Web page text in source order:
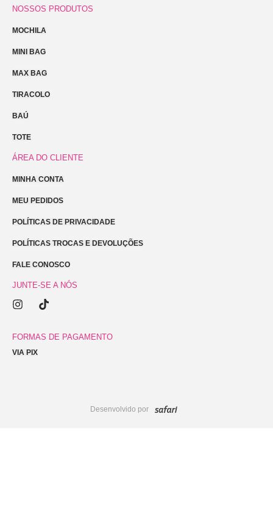
NOSSOS PRODUTOS
MOCHILA
MINI BAG
MAX BAG
TIRACOLO
BAÚ
TOTE
ÁREA DO CLIENTE
MINHA CONTA
MEU PEDIDOS
POLÍTICAS DE PRIVACIDADE
POLÍTICAS TROCAS E DEVOLUÇÕES
FALE CONOSCO
JUNTE-SE A NÓS
I
n
t
a
g
T
i
t
FORMAS DE PAGAMENTO
VIA PIX
Desenvolvido por